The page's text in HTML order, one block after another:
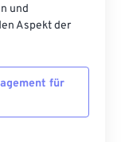
und
Aspekt der
für